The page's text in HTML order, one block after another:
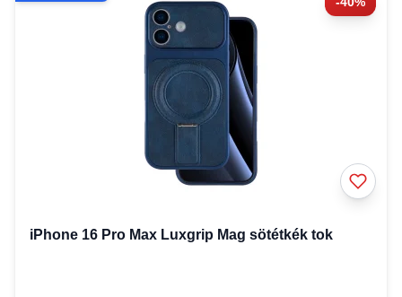
iPhone 16 Pro Max Luxgrip Mag sötétkék tok